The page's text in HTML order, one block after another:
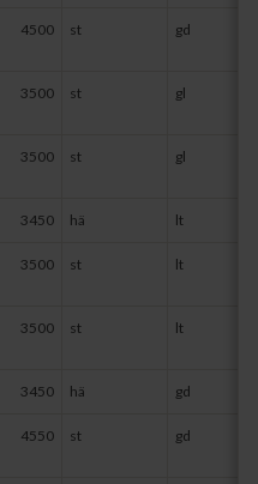
4500 st gd
3500 st gl
3500 st gl
3450 hä lt
3500 st lt
3500 st lt
3450 hä gd
4550 st gd